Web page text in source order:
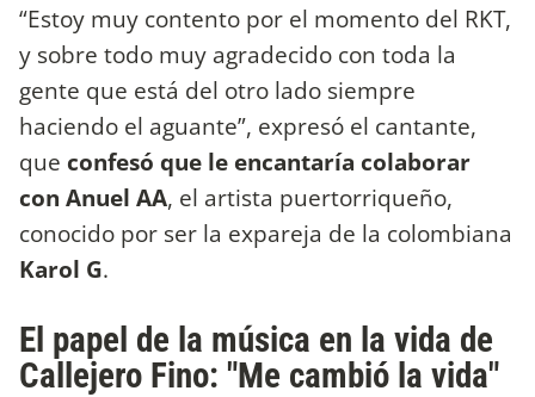
“Estoy muy contento por el momento del RKT,
y sobre todo muy agradecido con toda la
gente que está del otro lado siempre
haciendo el aguante”, expresó el cantante,
que confesó que le encantaría colaborar
con Anuel AA, el artista puertorriqueño,
conocido por ser la expareja de la colombiana
Karol G.
El papel de la música en la vida de
Callejero Fino: "Me cambió la vida"